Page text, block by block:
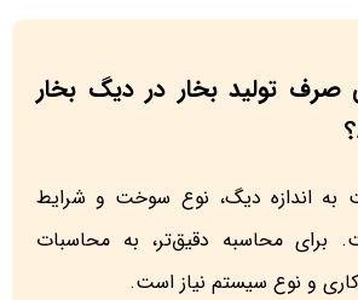
صرف تولید بخار در دیگ بخار
به اندازه دیگ، نوع سوخت و شرایط
برای محاسبه دقیق‌تر، به محاسبات
و نوع سیستم نیاز است.